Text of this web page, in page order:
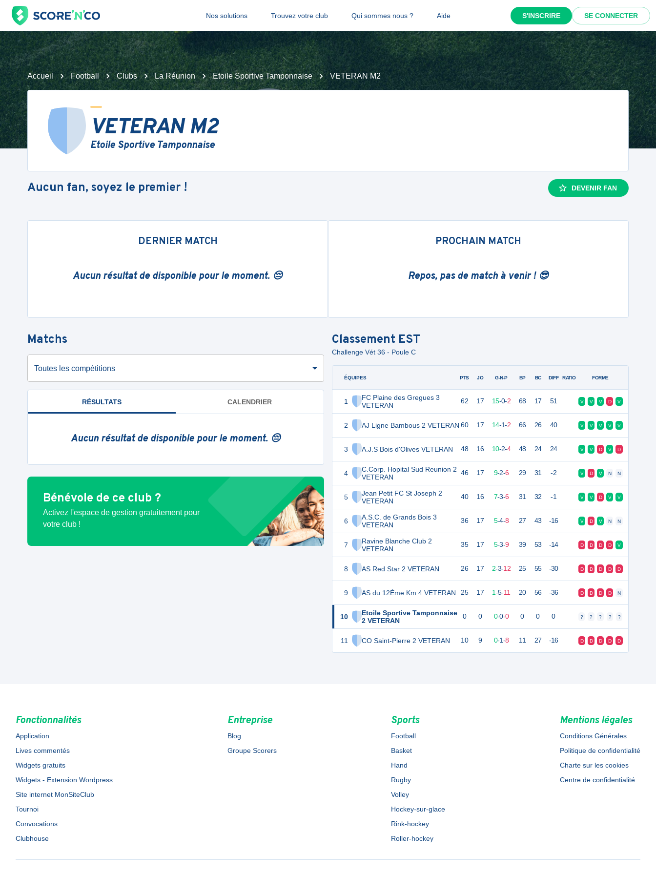
Nos solutions Trouvez votre club Qui sommes nous ? Aide S'INSCRIRE SE CONNECTER
Accueil Football Clubs La Réunion Etoile Sportive Tamponnaise VETERAN M2
VETERAN M2
Etoile Sportive Tamponnaise
Aucun fan, soyez le premier ! DEVENIR FAN
DERNIER MATCH
Aucun résultat de disponible pour le moment. 😔
PROCHAIN MATCH
Repos, pas de match à venir ! 😎
Matchs
Toutes les compétitions
RÉSULTATS CALENDRIER
Aucun résultat de disponible pour le moment. 😔
Bénévole de ce club ?
Activez l'espace de gestion gratuitement pour
votre club !
Classement EST
Challenge Vét 36 - Poule C
ÉQUIPES
1
FC Plaine des Gregues 3
VETERAN
2 AJ Ligne Bambous 2 VETERAN
3 A.J.S Bois d'Olives VETERAN
4
C.Corp. Hopital Sud Reunion 2
VETERAN
5
Jean Petit FC St Joseph 2
VETERAN
6
A.S.C. de Grands Bois 3
VETERAN
7
Ravine Blanche Club 2
VETERAN
8 AS Red Star 2 VETERAN
9 AS du 12Éme Km 4 VETERAN
10
Etoile Sportive Tamponnaise
2 VETERAN
11 CO Saint-Pierre 2 VETERAN
PTS JO G-N-P BP BC DIFF RATIO FORME
62 17 15-0-2 68 17 51 V V V D V
60 17 14-1-2 66 26 40 V V V V V
48 16 10-2-4 48 24 24 V V D V D
46 17 9-2-6 29 31 -2 V D V N N
40 16 7-3-6 31 32 -1 V V D V V
36 17 5-4-8 27 43 -16 V D V N N
35 17 5-3-9 39 53 -14 D D D D V
26 17 2-3-12 25 55 -30 D D D D D
25 17 1-5-11 20 56 -36 D D D D N
0 0 0-0-0 0 0 0 ? ? ? ? ?
10 9 0-1-8 11 27 -16 D D D D D
Fonctionnalités
Application
Lives commentés
Widgets gratuits
Widgets - Extension Wordpress
Site internet MonSiteClub
Tournoi
Convocations
Clubhouse
Entreprise
Blog
Groupe Scorers
Sports
Football
Basket
Hand
Rugby
Volley
Hockey-sur-glace
Rink-hockey
Roller-hockey
Mentions légales
Conditions Générales
Politique de confidentialité
Charte sur les cookies
Centre de confidentialité